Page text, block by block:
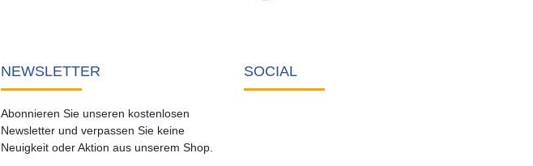
NEWSLETTER
Abonnieren Sie unseren kostenlosen
Newsletter und verpassen Sie keine
Neuigkeit oder Aktion aus unserem Shop.
SOCIAL